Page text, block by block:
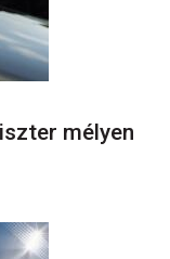
mélyen